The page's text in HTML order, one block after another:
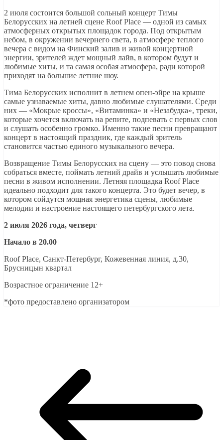
2 июля состоится большой сольный концерт Тимы
Белорусских на летней сцене Roof Place — одной из самых
атмосферных открытых площадок города. Под открытым
небом, в окружении вечернего света, в атмосфере теплого
вечера с видом на Финский залив и живой концертной
энергии, зрителей ждет мощный лайв, в котором будут и
любимые хиты, и та самая особая атмосфера, ради которой
приходят на большие летние шоу.
Тима Белорусских исполнит в летнем опен-эйре на крыше
самые узнаваемые хиты, давно любимые слушателями. Среди
них — «Мокрые кроссы», «Витаминка» и «Незабудка», треки,
которые хочется включать на репите, подпевать с первых слов
и слушать особенно громко. Именно такие песни превращают
концерт в настоящий праздник, где каждый зритель
становится частью единого музыкального вечера.
Возвращение Тимы Белорусских на сцену — это повод снова
собраться вместе, поймать летний драйв и услышать любимые
песни в живом исполнении. Летняя площадка Roof Place
идеально подходит для такого концерта. Это будет вечер, в
котором сойдутся мощная энергетика сцены, любимые
мелодии и настроение настоящего петербургского лета.
2 июля 2026 года, четверг
Начало в 20.00
Roof Place, Санкт-Петербург, Кожевенная линия, д.30,
Брусницын квартал
Возрастное ограничение 12+
*фото предоставлено организатором